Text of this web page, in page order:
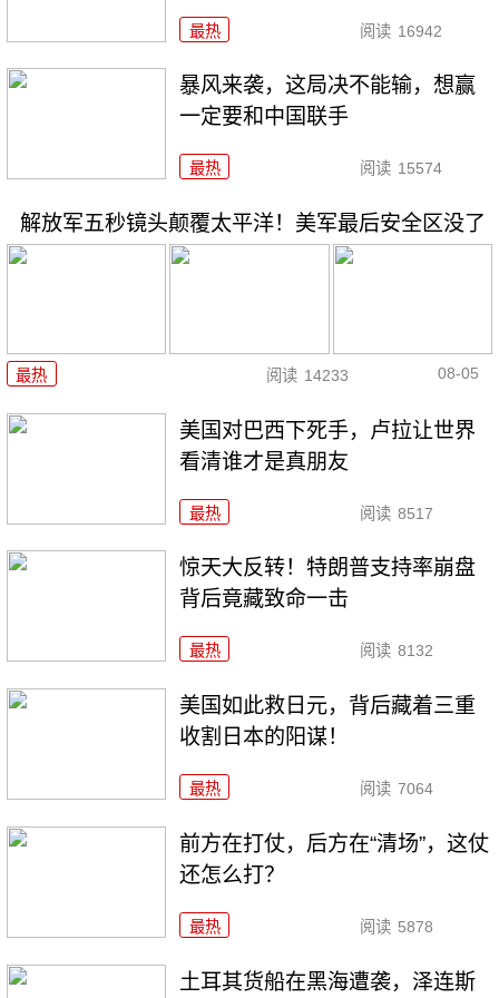
最热 阅读 16942
暴风来袭，这局决不能输，想赢
一定要和中国联手
最热 阅读 15574
解放军五秒镜头颠覆太平洋！美军最后安全区没了
最热 阅读 14233 08-05
美国对巴西下死手，卢拉让世界
看清谁才是真朋友
最热 阅读 8517
惊天大反转！特朗普支持率崩盘
背后竟藏致命一击
最热 阅读 8132
美国如此救日元，背后藏着三重
收割日本的阳谋！
最热 阅读 7064
前方在打仗，后方在“清场”，这仗
还怎么打？
最热 阅读 5878
土耳其货船在黑海遭袭，泽连斯